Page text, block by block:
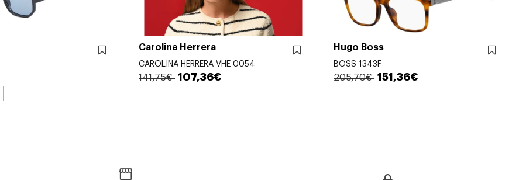
Carolina Herrera
CAROLINA HERRERA VHE 0054
141,75€ 107,36€
Hugo Boss
BOSS 1343F
205,70€ 151,36€